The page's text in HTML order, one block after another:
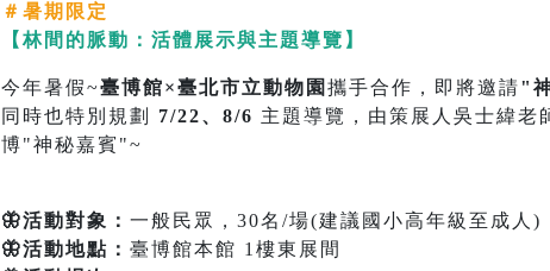
＃ 暑期限定
【林間的脈動：活體展示與主題導覽】
今年暑假~臺博館×臺北市立動物園 攜手合作，即將邀請"
同時也特別規劃
7/22、8/6 主題導覽，由策展人吳士緯老
博"神秘嘉賓"~
🦋活動對象： 一般民眾，30名/場(建議國小高年級至成人)
🦋活動地點： 臺博館本館 1樓東展間